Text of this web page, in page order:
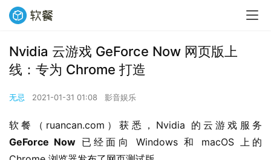
Nvidia 云游戏 GeForce Now 网页版上
线：专为 Chrome 打造
无忌 2021-01-31 01:08 影音娱乐
GeForce Now 已经面向 Windows 和 macOS 上的